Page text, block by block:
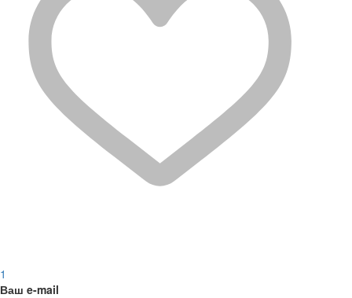
1
Ваш e-mail